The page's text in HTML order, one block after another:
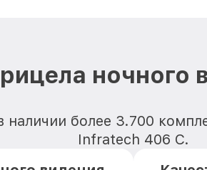
ночного
более 3.700
Infratech 406 С.